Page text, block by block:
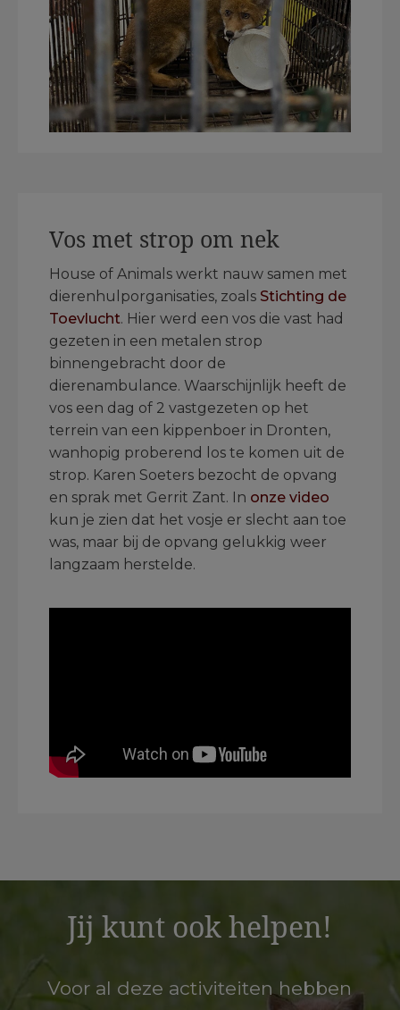
Vos met strop om nek
House of Animals werkt nauw samen met
dierenhulporganisaties, zoals Stichting de
Toevlucht. Hier werd een vos die vast had
gezeten in een metalen strop
binnengebracht door de
dierenambulance. Waarschijnlijk heeft de
vos een dag of 2 vastgezeten op het
terrein van een kippenboer in Dronten,
wanhopig proberend los te komen uit de
strop. Karen Soeters bezocht de opvang
en sprak met Gerrit Zant. In onze video
kun je zien dat het vosje er slecht aan toe
was, maar bij de opvang gelukkig weer
langzaam herstelde.
Jij kunt ook helpen!
Voor al deze activiteiten hebben